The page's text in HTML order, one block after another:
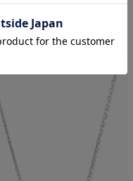
カード＞
税込